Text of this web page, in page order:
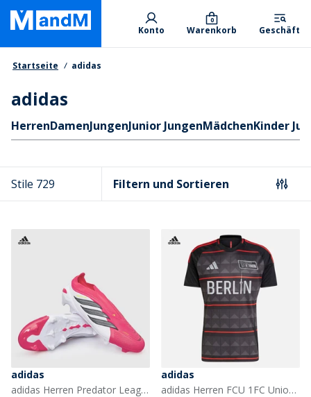
Skip
main
content
Primary departments
Konto Warenkorb
0
Geschäft
Brotkrumen
Startseite adidas
adidas
Schnellzugriff
HerrenDamenJungenJunior JungenMädchenKinder
Stile 729 Filtern und Sortieren
adidas
adidas Herren Predator League Schnürlose Für Tore Geboren Pack FG Fester Boden Fußballschuhe Lucid Red/Core Black/Cloud White
adidas
adidas Herren FCU 1FC Union Berlin 24/25 Auswärtstrikot Schwarz/Vivid Red